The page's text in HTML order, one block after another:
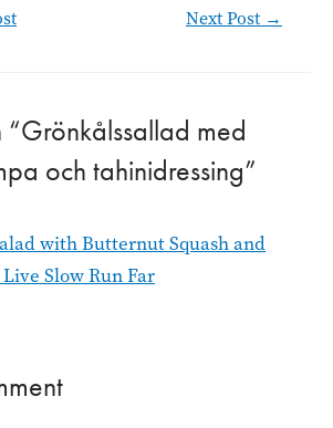
Next Post →
med
och tahinidressing”
with Butternut Squash and
Slow Run Far